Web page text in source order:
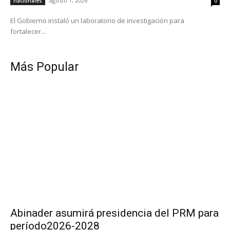
El Gobierno instaló un laboratorio de investigación para
fortalecer...
Más Popular
Abinader asumirá presidencia del PRM para
período2026-2028